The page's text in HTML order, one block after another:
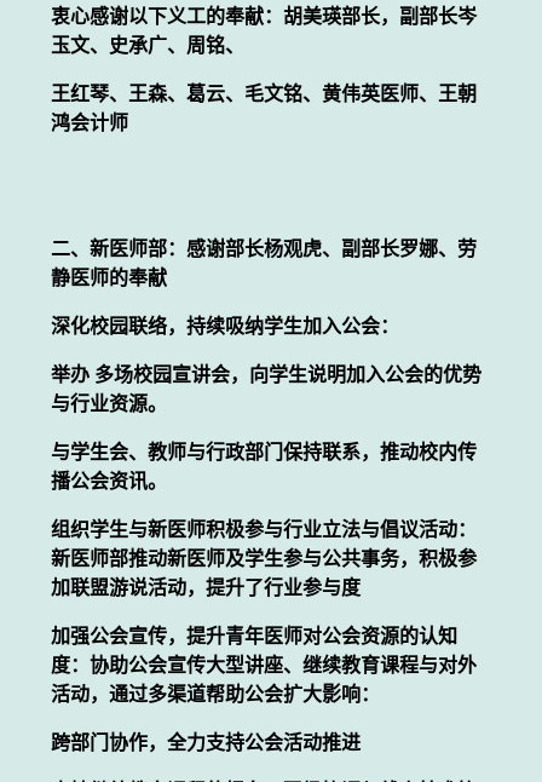
衷心感谢以下义工的奉献：胡美瑛部长，副部长岑
玉文、史承广、周铭、
王红琴、王森、葛云、毛文铭、黄伟英医师、王朝
鸿会计师
二、新医师部：感谢部长杨观虎、副部长罗娜、劳
静医师的奉献
深化校园联络，持续吸纳学生加入公会：
举办 多场校园宣讲会，向学生说明加入公会的优势
与行业资源。
与学生会、教师与行政部门保持联系，推动校内传
播公会资讯。
组织学生与新医师积极参与行业立法与倡议活动：
新医师部推动新医师及学生参与公共事务，积极参
加联盟游说活动，提升了行业参与度
加强公会宣传，提升青年医师对公会资源的认知
度：协助公会宣传大型讲座、继续教育课程与对外
活动，通过多渠道帮助公会扩大影响：
跨部门协作，全力支持公会活动推进